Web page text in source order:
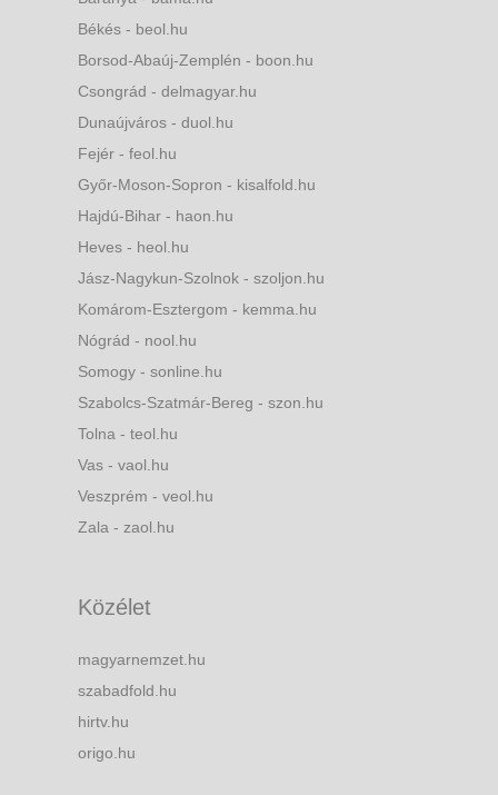
Békés - beol.hu
Borsod-Abaúj-Zemplén - boon.hu
Csongrád - delmagyar.hu
Dunaújváros - duol.hu
Fejér - feol.hu
Győr-Moson-Sopron - kisalfold.hu
Hajdú-Bihar - haon.hu
Heves - heol.hu
Jász-Nagykun-Szolnok - szoljon.hu
Komárom-Esztergom - kemma.hu
Nógrád - nool.hu
Somogy - sonline.hu
Szabolcs-Szatmár-Bereg - szon.hu
Tolna - teol.hu
Vas - vaol.hu
Veszprém - veol.hu
Zala - zaol.hu
Közélet
magyarnemzet.hu
szabadfold.hu
hirtv.hu
origo.hu